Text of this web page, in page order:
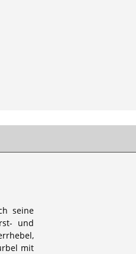
seine
und
mit